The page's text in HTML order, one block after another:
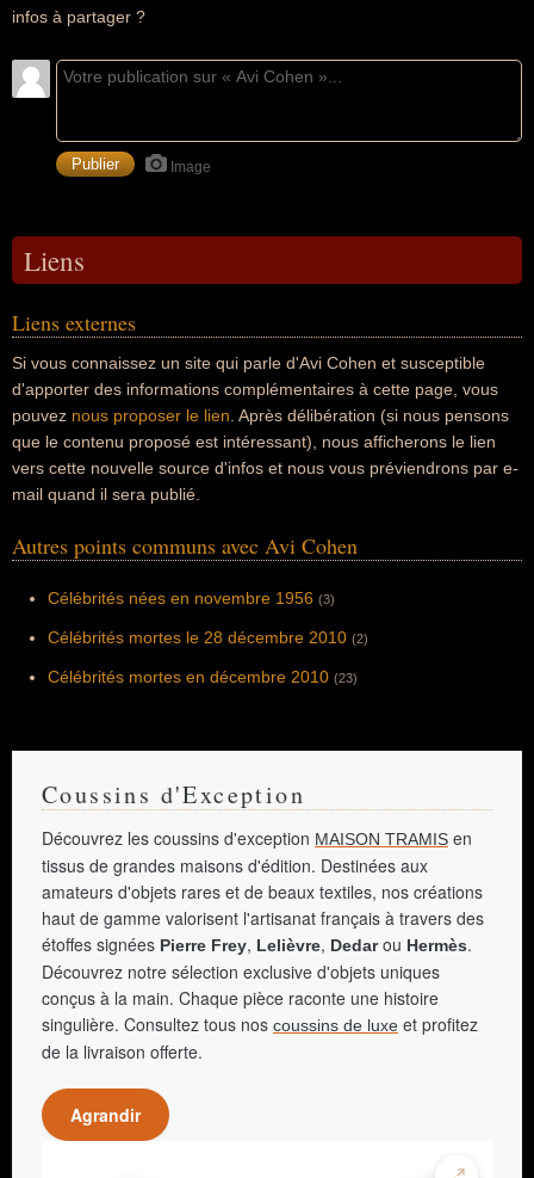
infos à partager ?
Image
Liens
Liens externes
Si vous connaissez un site qui parle d'Avi Cohen et susceptible
d'apporter des informations complémentaires à cette page, vous
pouvez nous proposer le lien . Après délibération (si nous pensons
que le contenu proposé est intéressant), nous afficherons le lien
vers cette nouvelle source d'infos et nous vous préviendrons par e-
mail quand il sera publié.
Autres points communs avec Avi Cohen
Célébrités nées en novembre 1956 (3)
Célébrités mortes le 28 décembre 2010 (2)
Célébrités mortes en décembre 2010 (23)
Coussins d'Exception
Découvrez les coussins d'exception MAISON TRAMIS en
tissus de grandes maisons d'édition. Destinées aux
amateurs d'objets rares et de beaux textiles, nos créations
haut de gamme valorisent l'artisanat français à travers des
étoffes signées Pierre Frey, Lelièvre, Dedarou Hermès.
Découvrez notre sélection exclusive d'objets uniques
conçus à la main. Chaque pièce raconte une histoire
singulière. Consultez tous nos coussins de luxe et profitez
de la livraison offerte.
Agrandir